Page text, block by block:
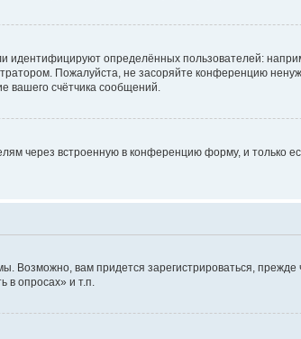
определённых пользователей:
Пожалуйста, не засоряйте конференцию
вашего счётчика сообщений.
через встроенную в конференцию форму, и только
вам придется зарегистрироваться,
опросах» и т.п.